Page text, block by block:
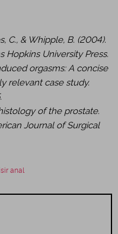
C., & Whipple, B. (2004).
Hopkins University Press.
orgasms: A concise
relevant case study.
of the prostate.
Journal of Surgical
anal